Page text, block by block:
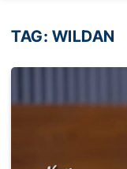
TAG: WILDAN